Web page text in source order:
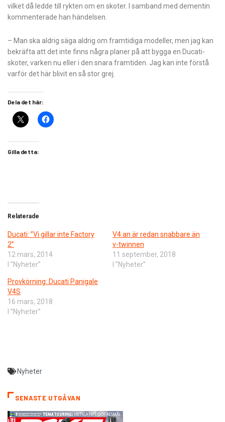
vilket då ledde till rykten om en skoter. I samband med dementin
kommenterade han händelsen.
– Man ska aldrig säga aldrig om framtidiga modeller, men jag kan
bekräfta att det inte finns några planer på att bygga en Ducati-
skoter, varken nu eller i den snara framtiden. Jag kan inte förstå
varför det här blivit en så stor grej.
Dela det här:
Gilla detta:
Relaterade
Ducati: ”Vi gillar inte Factory
2”
12 mars, 2014
I ”Nyheter”
V4:an är redan snabbare än
v-twinnen
11 september, 2018
I ”Nyheter”
Provkörning: Ducati Panigale
V4S
16 mars, 2018
I ”Nyheter”
Nyheter
SENASTE UTGÅVAN